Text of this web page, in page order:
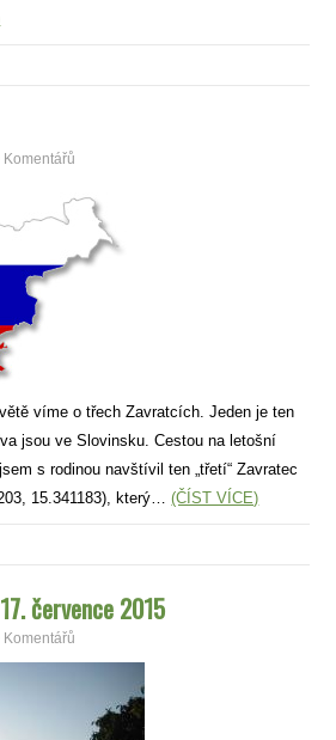
Komentářů
víme o třech Zavratcích. Jeden je ten
jsou ve Slovinsku. Cestou na letošní
s rodinou navštívil ten „třetí“ Zavratec
15.341183), který…(ČÍST VÍCE)
července 2015
Komentářů